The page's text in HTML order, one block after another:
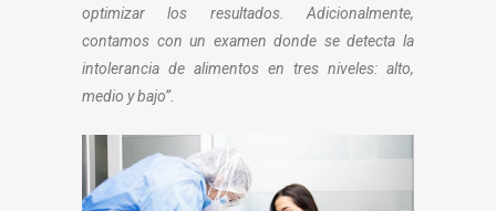
optimizar los resultados. Adicionalmente,
contamos con un examen donde se detecta la
intolerancia de alimentos en tres niveles: alto,
medio y bajo”.